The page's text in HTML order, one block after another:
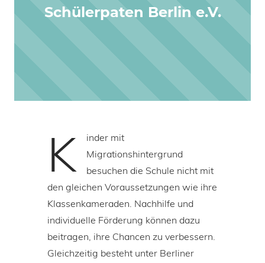
Schülerpaten Berlin e.V.
K
inder mit
Migrationshintergrund
besuchen die Schule nicht mit
den gleichen Voraussetzungen wie ihre
Klassenkameraden. Nachhilfe und
individuelle Förderung können dazu
beitragen, ihre Chancen zu verbessern.
Gleichzeitig besteht unter Berliner